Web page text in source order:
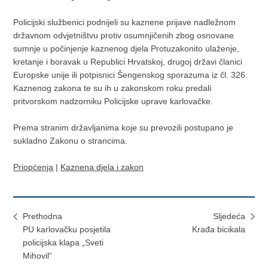
Policijski službenici podnijeli su kaznene prijave nadležnom
državnom odvjetništvu protiv osumnjičenih zbog osnovane
sumnje u počinjenje kaznenog djela Protuzakonito ulaženje,
kretanje i boravak u Republici Hrvatskoj, drugoj državi članici
Europske unije ili potpisnici Šengenskog sporazuma iz čl. 326.
Kaznenog zakona te su ih u zakonskom roku predali
pritvorskom nadzorniku Policijske uprave karlovačke.
Prema stranim državljanima koje su prevozili postupano je
sukladno Zakonu o strancima.
Priopćenja | Kaznena djela i zakon
Prethodna
PU karlovačku posjetila
policijska klapa „Sveti
Mihovil“
Sljedeća
Krađa bicikala